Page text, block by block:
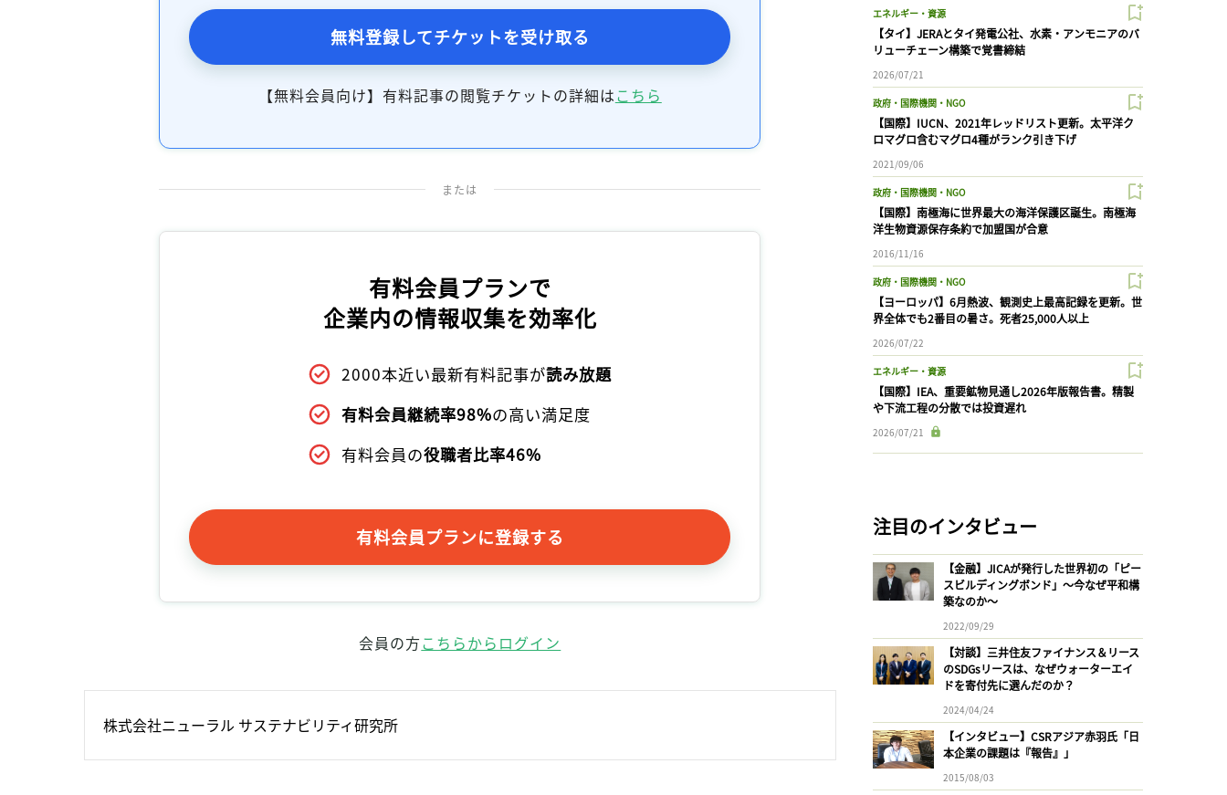
無料登録してチケットを受け取る
【無料会員向け】有料記事の閲覧チケットの詳細はこちら
または
有料会員プランで
企業内の情報収集を効率化
2000本近い最新有料記事が読み放題
有料会員継続率98%の高い満足度
有料会員の役職者比率46%
有料会員プランに登録する
会員の方こちらからログイン
株式会社ニューラル サステナビリティ研究所
エネルギー・資源
【タイ】JERAとタイ発電公社、水素・アンモニアのバ
リューチェーン構築で覚書締結
2026/07/21
政府・国際機関・NGO
【国際】IUCN、2021年レッドリスト更新。太平洋ク
ロマグロ含むマグロ4種がランク引き下げ
2021/09/06
政府・国際機関・NGO
【国際】南極海に世界最大の海洋保護区誕生。南極海
洋生物資源保存条約で加盟国が合意
2016/11/16
政府・国際機関・NGO
【ヨーロッパ】6月熱波、観測史上最高記録を更新。世
界全体でも2番目の暑さ。死者25,000人以上
2026/07/22
エネルギー・資源
【国際】IEA、重要鉱物見通し2026年版報告書。精製
や下流工程の分散では投資遅れ
2026/07/21
注目のインタビュー
【金融】JICAが発行した世界初の「ピー
スビルディングボンド」〜今なぜ平和構
築なのか〜
2022/09/29
【対談】三井住友ファイナンス＆リース
のSDGsリースは、なぜウォーターエイ
ドを寄付先に選んだのか？
2024/04/24
【インタビュー】CSRアジア赤羽氏「日
本企業の課題は『報告』」
2015/08/03
記事をお気に入りに保存するには
ログインが必要です